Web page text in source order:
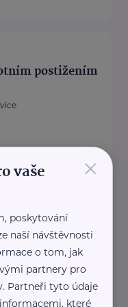
postižením
7
×
vaše
poskytování
naší návštěvnosti
o tom, jak
partnery pro
Partneři tyto údaje
které